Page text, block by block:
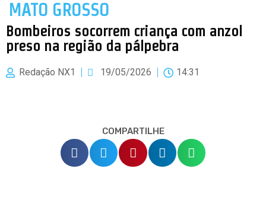
MATO GROSSO
Bombeiros socorrem criança com anzol
preso na região da pálpebra
Redação NX1 19/05/2026 14:31
COMPARTILHE